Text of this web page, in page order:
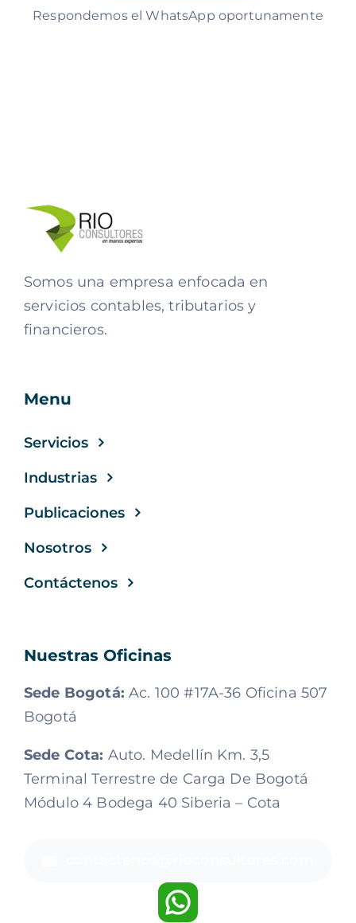
Respondemos el WhatsApp oportunamente
Somos una empresa enfocada en
servicios contables, tributarios y
financieros.
Menu
Servicios
Industrias
Publicaciones
Nosotros
Contáctenos
Nuestras Oficinas
Sede Bogotá: Ac. 100 #17A-36 Oficina 507
Bogotá
Sede Cota: Auto. Medellín Km. 3,5
Terminal Terrestre de Carga De Bogotá
Módulo 4 Bodega 40 Siberia – Cota